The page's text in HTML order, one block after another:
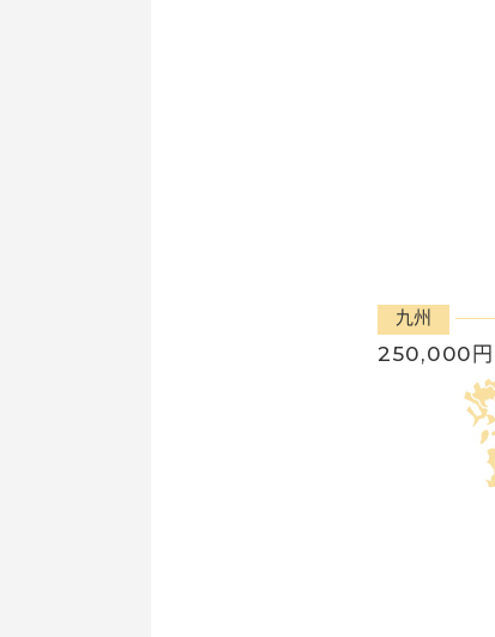
九州
250,000